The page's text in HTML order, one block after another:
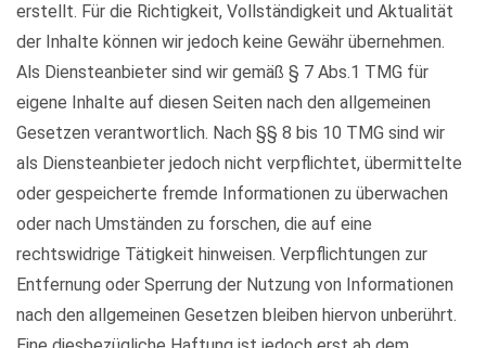
erstellt. Für die Richtigkeit, Vollständigkeit und Aktualität
der Inhalte können wir jedoch keine Gewähr übernehmen.
Als Diensteanbieter sind wir gemäß § 7 Abs.1 TMG für
eigene Inhalte auf diesen Seiten nach den allgemeinen
Gesetzen verantwortlich. Nach §§ 8 bis 10 TMG sind wir
als Diensteanbieter jedoch nicht verpflichtet, übermittelte
oder gespeicherte fremde Informationen zu überwachen
oder nach Umständen zu forschen, die auf eine
rechtswidrige Tätigkeit hinweisen. Verpflichtungen zur
Entfernung oder Sperrung der Nutzung von Informationen
nach den allgemeinen Gesetzen bleiben hiervon unberührt.